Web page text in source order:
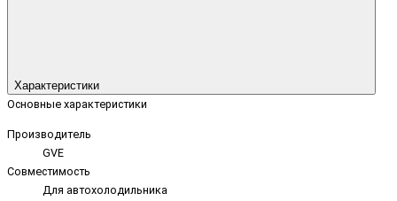
Характеристики
Основные характеристики
Производитель
GVE
Совместимость
Для автохолодильника